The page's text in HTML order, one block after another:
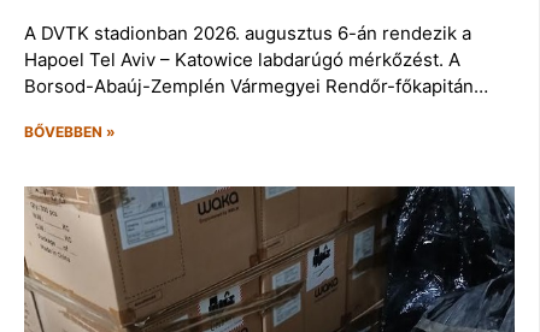
A DVTK stadionban 2026. augusztus 6-án rendezik a
Hapoel Tel Aviv – Katowice labdarúgó mérkőzést. A
Borsod-Abaúj-Zemplén Vármegyei Rendőr-főkapitán…
BŐVEBBEN »